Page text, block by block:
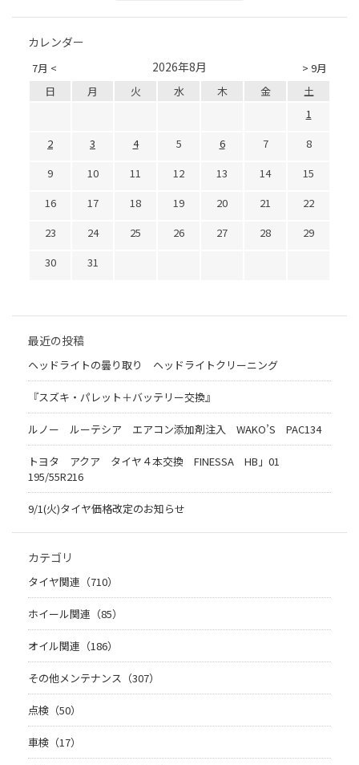
カレンダー
7月 < > 9月
2026年8月
日 月 火 水 木 金
土
1
2
3 4 5 6 7
8
9
10 11 12 13 14
15
16
17 18 19 20 21
22
23
24 25 26 27 28
29
30
31
最近の投稿
ヘッドライトの曇り取り ヘッドライトクリーニング
『スズキ・パレット＋バッテリー交換』
ルノー ルーテシア エアコン添加剤注入 WAKO’S PAC134
トヨタ アクア タイヤ４本交換 FINESSA HB」01
195/55R216
9/1(火)タイヤ価格改定のお知らせ
カテゴリ
タイヤ関連（710）
ホイール関連（85）
オイル関連（186）
その他メンテナンス（307）
点検（50）
車検（17）